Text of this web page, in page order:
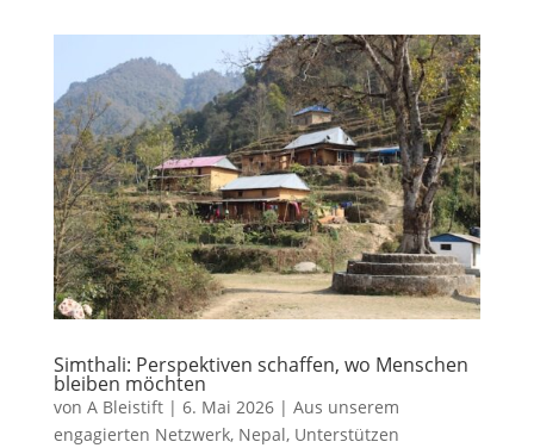
Simthali: Perspektiven schaffen, wo Menschen
bleiben möchten
von A Bleistift| 6. Mai 2026| Aus unserem
engagierten Netzwerk, Nepal, Unterstützen